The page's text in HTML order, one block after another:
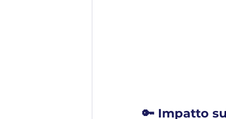
🔑 Impatto